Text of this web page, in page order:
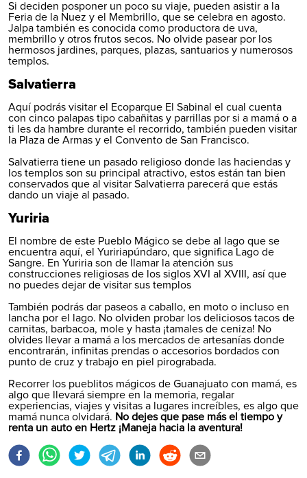
Si deciden posponer un poco su viaje, pueden asistir a la
Feria de la Nuez y el Membrillo, que se celebra en agosto.
Jalpa también es conocida como productora de uva,
membrillo y otros frutos secos. No olvide pasear por los
hermosos jardines, parques, plazas, santuarios y numerosos
templos.
Salvatierra
Aquí podrás visitar el Ecoparque El Sabinal el cual cuenta
con cinco palapas tipo cabañitas y parrillas por si a mamá o a
ti les da hambre durante el recorrido, también pueden visitar
la Plaza de Armas y el Convento de San Francisco.
Salvatierra tiene un pasado religioso donde las haciendas y
los templos son su principal atractivo, estos están tan bien
conservados que al visitar Salvatierra parecerá que estás
dando un viaje al pasado.
Yuriria​
El nombre de este Pueblo Mágico se debe al lago que se
encuentra aquí, el Yuririapúndaro, que significa Lago de
Sangre. En Yuriria son de llamar la atención sus
construcciones religiosas de los siglos XVI al XVIII, así que
no puedes dejar de visitar sus templos
También podrás dar paseos a caballo, en moto o incluso en
lancha por el lago. No olviden probar los deliciosos tacos de
carnitas, barbacoa, mole y hasta ¡tamales de ceniza! No
olvides llevar a mamá a los mercados de artesanías donde
encontrarán, infinitas prendas o accesorios bordados con
punto de cruz y trabajo en piel pirograbada.
Recorrer los pueblitos mágicos de Guanajuato con mamá, es
algo que llevará siempre en la memoria, regalar
experiencias, viajes y visitas a lugares increíbles, es algo que
mamá nunca olvidará. No dejes que pase más el tiempo y
renta un auto en Hertz ¡Maneja hacia la aventura!